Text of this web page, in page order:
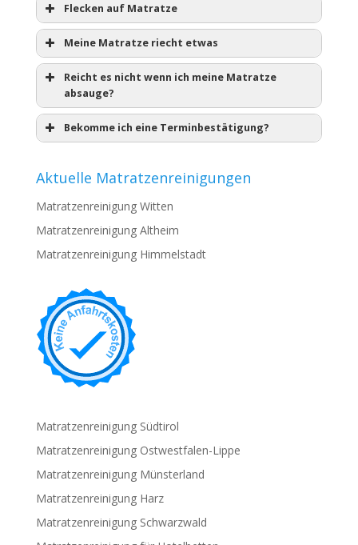
Flecken auf Matratze
Meine Matratze riecht etwas
Reicht es nicht wenn ich meine Matratze
absauge?
Bekomme ich eine Terminbestätigung?
Aktuelle Matratzenreinigungen
Matratzenreinigung Witten
Matratzenreinigung Altheim
Matratzenreinigung Himmelstadt
Matratzenreinigung Südtirol
Matratzenreinigung Ostwestfalen-Lippe
Matratzenreinigung Münsterland
Matratzenreinigung Harz
Matratzenreinigung Schwarzwald